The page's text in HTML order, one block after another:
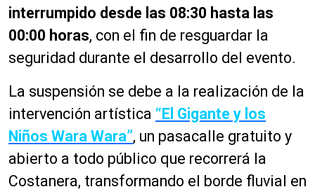
interrumpido desde las 08:30 hasta las
00:00 horas, con el fin de resguardar la
seguridad durante el desarrollo del evento.
La suspensión se debe a la realización de la
intervención artística “El Gigante y los
Niños Wara Wara”, un pasacalle gratuito y
abierto a todo público que recorrerá la
Costanera, transformando el borde fluvial en